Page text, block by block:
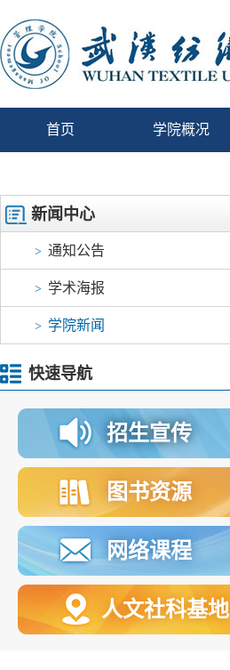
首页 学院概况
新闻中心
> 通知公告
> 学术海报
> 学院新闻
快速导航
招生宣传
图书资源
网络课程
人文社科基地